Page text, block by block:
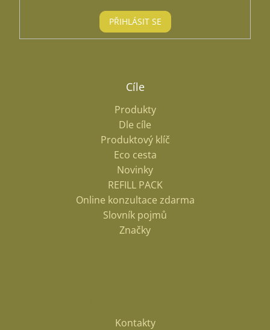
PŘIHLÁSIT SE
Cíle
Produkty
Dle cíle
Produktový klíč
Eco cesta
Novinky
REFILL PACK
Online konzultace zdarma
Slovník pojmů
Značky
Kontakty